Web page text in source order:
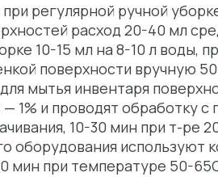
регулярной ручной
расход 20-40 мл
10-15 мл на 8-10 л воды,
поверхности вручную
мытья инвентаря
— 1% и проводят обработку
10-30 мин при т-ре
оборудования используют
мин при температуре 50-